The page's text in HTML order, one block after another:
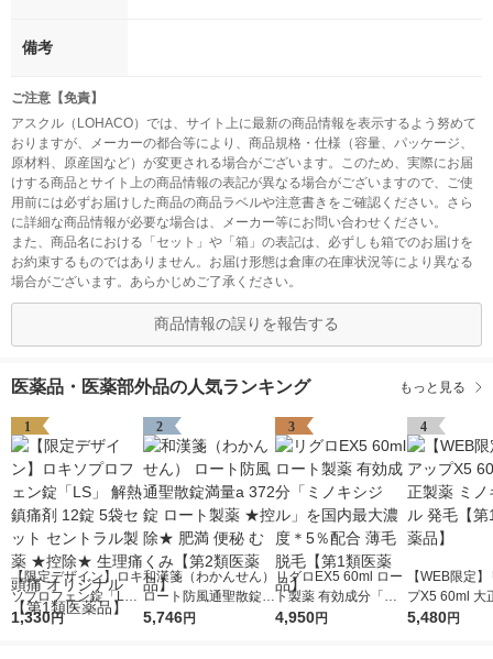
備考
ご注意【免責】
アスクル（LOHACO）では、サイト上に最新の商品情報を表示するよう努めて
おりますが、メーカーの都合等により、商品規格・仕様（容量、パッケージ、
原材料、原産国など）が変更される場合がございます。このため、実際にお届
けする商品とサイト上の商品情報の表記が異なる場合がございますので、ご使
用前には必ずお届けした商品の商品ラベルや注意書きをご確認ください。さら
に詳細な商品情報が必要な場合は、メーカー等にお問い合わせください。
また、商品名における「セット」や「箱」の表記は、必ずしも箱でのお届けを
お約束するものではありません。お届け形態は倉庫の在庫状況等により異なる
場合がございます。あらかじめご了承ください。
商品情報の誤りを報告する
医薬品・医薬部外品の人気ランキング もっと見る
1
【限定デザイン】ロキ
ソプロフェン錠「L
S」 解熱鎮痛剤 12錠
1,330円
2
和漢箋（わかんせん）
ロート防風通聖散錠満
量a 372錠 ロート製薬
5,746円
3
リグロEX5 60ml ロー
ト製薬 有効成分「ミ
ノキシジル」を国内最
4,950円
4
【WEB限定
プX5 60ml 大
ミノキシジル
5,480円